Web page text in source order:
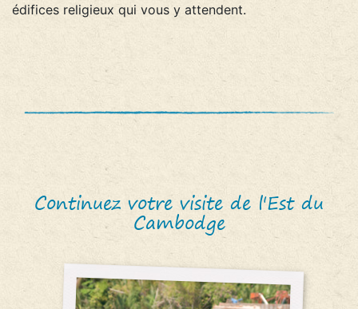
édifices religieux qui vous y attendent.
Continuez votre visite de l'Est du
Cambodge